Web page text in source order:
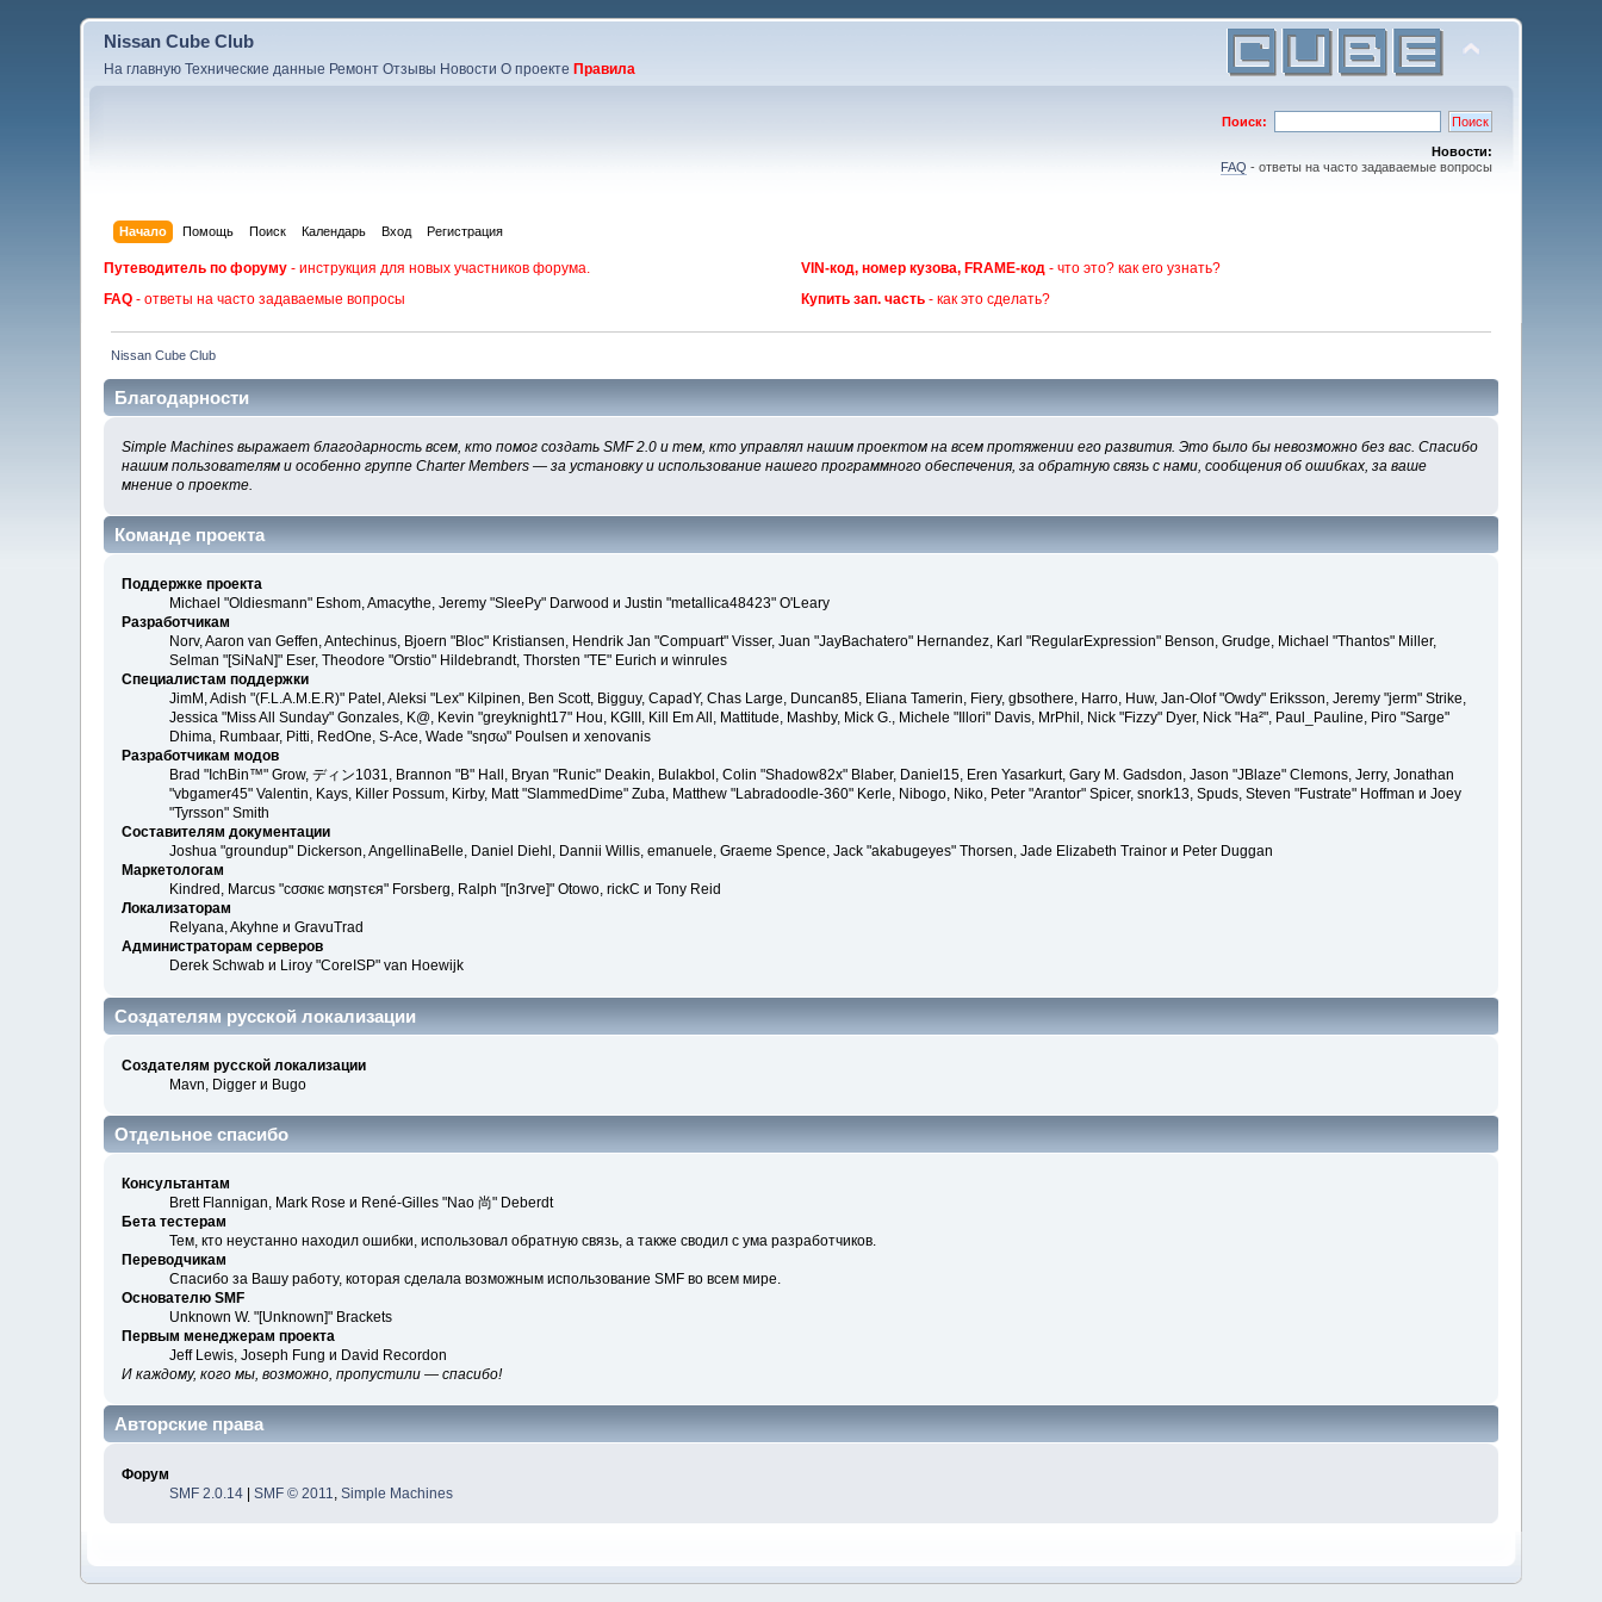
Nissan Cube Club
На главную Технические данные Ремонт Отзывы Новости О проекте Правила
Поиск:
Новости:
FAQ - ответы на часто задаваемые вопросы
Начало Помощь Поиск Календарь Вход Регистрация
Путеводитель по форуму - инструкция для новых участников форума. VIN-код, номер кузова, FRAME-код - что это? как его узнать?
FAQ - ответы на часто задаваемые вопросы Купить зап. часть - как это сделать?
Nissan Cube Club
Благодарности
Simple Machines выражает благодарность всем, кто помог создать SMF 2.0 и тем, кто управлял нашим проектом на всем протяжении его развития. Это было бы невозможно без вас. Спасибо
нашим пользователям и особенно группе Charter Members — за установку и использование нашего программного обеспечения, за обратную связь с нами, сообщения об ошибках, за ваше
мнение о проекте.
Команде проекта
Поддержке проекта
Michael "Oldiesmann" Eshom, Amacythe, Jeremy "SleePy" Darwood и Justin "metallica48423" O'Leary
Разработчикам
Norv, Aaron van Geffen, Antechinus, Bjoern "Bloc" Kristiansen, Hendrik Jan "Compuart" Visser, Juan "JayBachatero" Hernandez, Karl "RegularExpression" Benson, Grudge, Michael "Thantos" Miller,
Selman "[SiNaN]" Eser, Theodore "Orstio" Hildebrandt, Thorsten "TE" Eurich и winrules
Специалистам поддержки
JimM, Adish "(F.L.A.M.E.R)" Patel, Aleksi "Lex" Kilpinen, Ben Scott, Bigguy, CapadY, Chas Large, Duncan85, Eliana Tamerin, Fiery, gbsothere, Harro, Huw, Jan-Olof "Owdy" Eriksson, Jeremy "jerm" Strike,
Jessica "Miss All Sunday" Gonzales, K@, Kevin "greyknight17" Hou, KGIII, Kill Em All, Mattitude, Mashby, Mick G., Michele "Illori" Davis, MrPhil, Nick "Fizzy" Dyer, Nick "Ha²", Paul_Pauline, Piro "Sarge"
Dhima, Rumbaar, Pitti, RedOne, S-Ace, Wade "sησω" Poulsen и xenovanis
Разработчикам модов
Brad "IchBin™" Grow, ディン1031, Brannon "B" Hall, Bryan "Runic" Deakin, Bulakbol, Colin "Shadow82x" Blaber, Daniel15, Eren Yasarkurt, Gary M. Gadsdon, Jason "JBlaze" Clemons, Jerry, Jonathan
"vbgamer45" Valentin, Kays, Killer Possum, Kirby, Matt "SlammedDime" Zuba, Matthew "Labradoodle-360" Kerle, Nibogo, Niko, Peter "Arantor" Spicer, snork13, Spuds, Steven "Fustrate" Hoffman и Joey
"Tyrsson" Smith
Составителям документации
Joshua "groundup" Dickerson, AngellinaBelle, Daniel Diehl, Dannii Willis, emanuele, Graeme Spence, Jack "akabugeyes" Thorsen, Jade Elizabeth Trainor и Peter Duggan
Маркетологам
Kindred, Marcus "cσσкιє мσηѕтєя" Forsberg, Ralph "[n3rve]" Otowo, rickC и Tony Reid
Локализаторам
Relyana, Akyhne и GravuTrad
Администраторам серверов
Derek Schwab и Liroy "CoreISP" van Hoewijk
Создателям русской локализации
Создателям русской локализации
Mavn, Digger и Bugo
Отдельное спасибо
Консультантам
Brett Flannigan, Mark Rose и René-Gilles "Nao 尚" Deberdt
Бета тестерам
Тем, кто неустанно находил ошибки, использовал обратную связь, а также сводил с ума разработчиков.
Переводчикам
Спасибо за Вашу работу, которая сделала возможным использование SMF во всем мире.
Основателю SMF
Unknown W. "[Unknown]" Brackets
Первым менеджерам проекта
Jeff Lewis, Joseph Fung и David Recordon
И каждому, кого мы, возможно, пропустили — спасибо!
Авторские права
Форум
SMF 2.0.14 |SMF © 2011 ,Simple Machines